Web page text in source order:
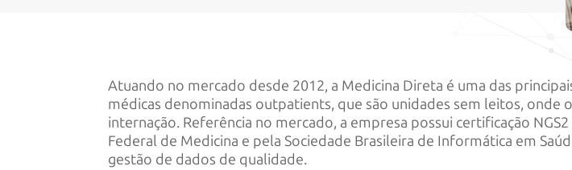
Atuando no mercado desde 2012, a Medicina Direta é uma das
médicas denominadas outpatients, que são unidades sem leitos,
internação. Referência no mercado, a empresa possui certificação
Federal de Medicina e pela Sociedade Brasileira de Informática em
gestão de dados de qualidade.